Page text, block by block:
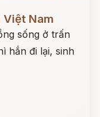
Việt Nam
sống ở trấn
hắn đi lại, sinh